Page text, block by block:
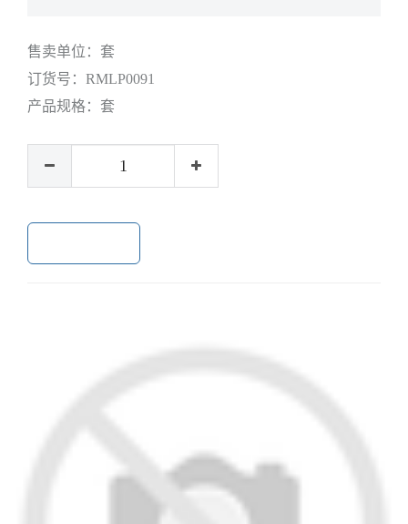
售卖单位： 套
订货号： RMLP0091
产品规格： 套